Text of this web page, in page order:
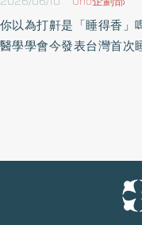
你以為打鼾是「睡得香」
醫學學會今發表台灣首次
眠醫學學會秘書長蔡明
塞、覺醒，重度患者整